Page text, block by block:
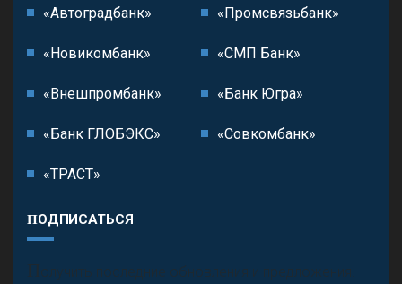
«Автоградбанк» «Промсвязьбанк»
«Новикомбанк» «СМП Банк»
«Внешпромбанк» «Банк Югра»
«Банк ГЛОБЭКС» «Совкомбанк»
«ТРАСТ»
ПОДПИСАТЬСЯ
П олучить последние обновления и предложения.